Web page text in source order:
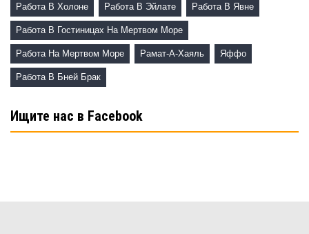
Работа В Холоне Работа В Эйлате Работа В Явне
Работа В Гостиницах На Мертвом Море
Работа На Мертвом Море Рамат-А-Хаяль Яффо
Работа В Бней Брак
Ищите нас в Facebook